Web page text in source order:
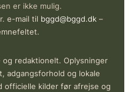
er ikke mulig.
e-mail til bggd@bggd.dk –
redaktionelt. Oplysninger
adgangsforhold og lokale
officielle kilder før afrejse og